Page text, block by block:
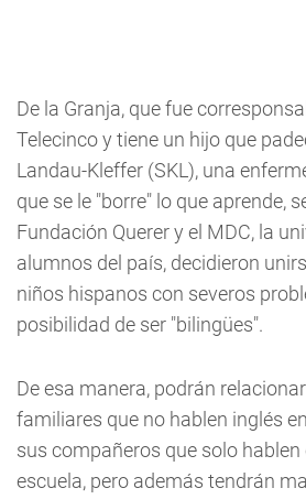
De la Granja, que fue
Telecinco y tiene un hijo que
Landau-Kleffer (SKL), una
que se le "borre" lo que aprende,
Fundación Querer y el MDC, la
alumnos del país, decidieron
niños hispanos con severos
posibilidad de ser "bilingües".
De esa manera, podrán
familiares que no hablen inglés
sus compañeros que solo hablen
escuela, pero además tendrán